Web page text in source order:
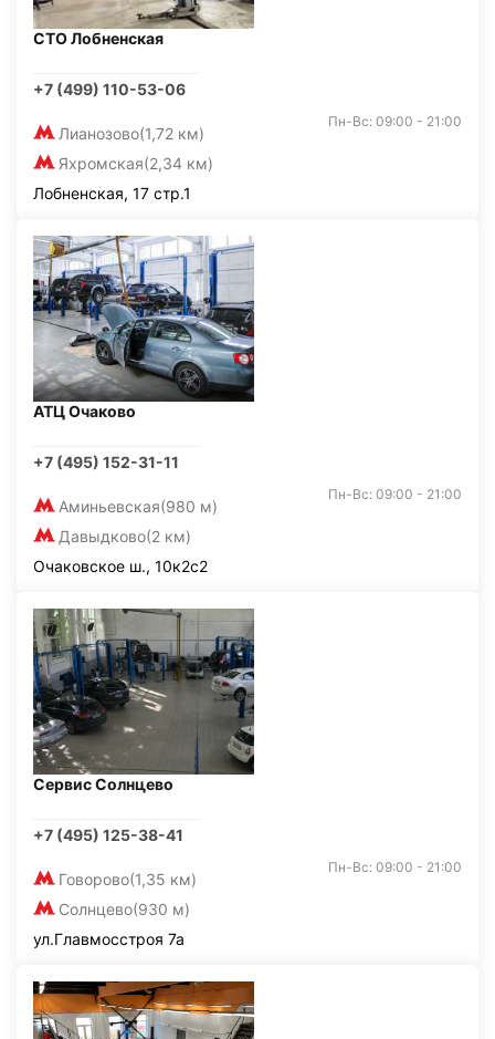
СТО Лобненская
+7 (499) 110-53-06
Лианозово(1,72 км)
Яхромская(2,34 км)
Пн-Вс: 09:00 - 21:00
Лобненская, 17 стр.1
АТЦ Очаково
+7 (495) 152-31-11
Аминьевская(980 м)
Давыдково(2 км)
Пн-Вс: 09:00 - 21:00
Очаковское ш., 10к2с2
Сервис Солнцево
+7 (495) 125-38-41
Говорово(1,35 км)
Солнцево(930 м)
Пн-Вс: 09:00 - 21:00
ул.Главмосстроя 7а